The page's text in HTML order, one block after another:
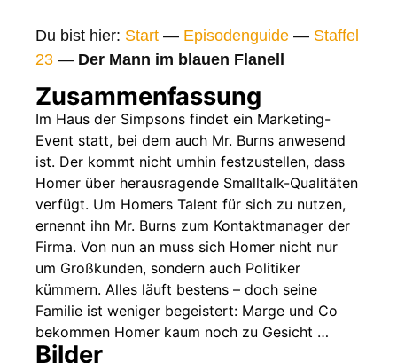
Gags
Gaststars
Fakten
Sendetermine
Nächste / Vorherige Folge
Du bist hier: Start — Episodenguide — Staffel
23 — Der Mann im blauen Flanell
Zusammenfassung
Im Haus der Simpsons findet ein Marketing-
Event statt, bei dem auch Mr. Burns anwesend
ist. Der kommt nicht umhin festzustellen, dass
Homer über herausragende Smalltalk-Qualitäten
verfügt. Um Homers Talent für sich zu nutzen,
ernennt ihn Mr. Burns zum Kontaktmanager der
Firma. Von nun an muss sich Homer nicht nur
um Großkunden, sondern auch Politiker
kümmern. Alles läuft bestens – doch seine
Familie ist weniger begeistert: Marge und Co
bekommen Homer kaum noch zu Gesicht …
Bilder